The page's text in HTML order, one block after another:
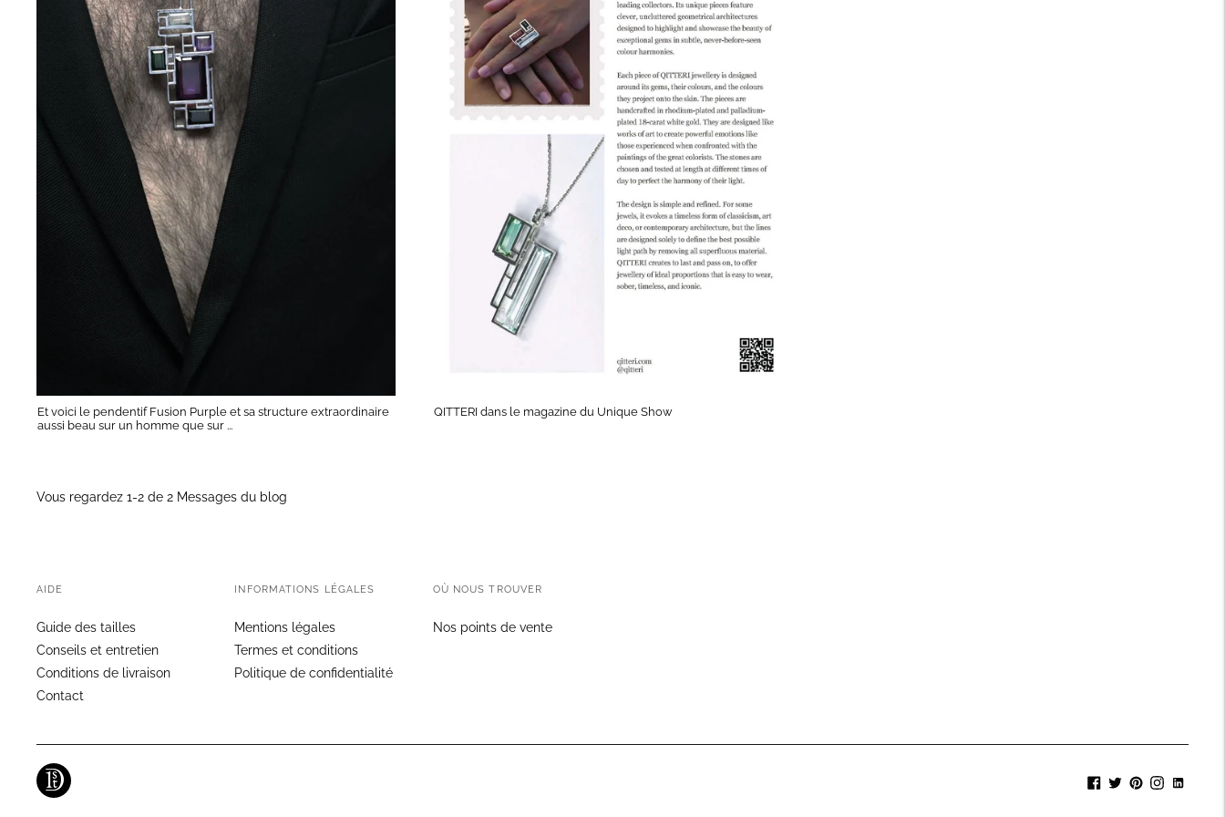
Et voici le pendentif Fusion Purple et sa structure extraordinaire
aussi beau sur un homme que sur ...
QITTERI dans le magazine du Unique Show
Vous regardez 1-2 de 2 Messages du blog
AIDE
Guide des tailles
Conseils et entretien
Conditions de livraison
Contact
INFORMATIONS LÉGALES
Mentions légales
Termes et conditions
Politique de confidentialité
OÙ NOUS TROUVER
Nos points de vente